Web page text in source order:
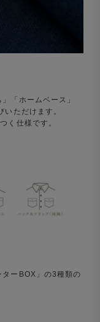
「ホームベース」
いただけます。
く仕様です。
ーBOX」の3種類の